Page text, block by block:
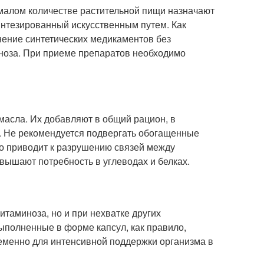
количестве растительной пищи назначают
искусственным путем. Как
синтетических медикаментов без
При приеме препаратов необходимо
Их добавляют в общий рацион, в
рекомендуется подвергать обогащенные
приводит к разрушению связей между
потребность в углеводах и белках.
но и при нехватке других
в форме капсул, как правило,
для интенсивной поддержки организма в